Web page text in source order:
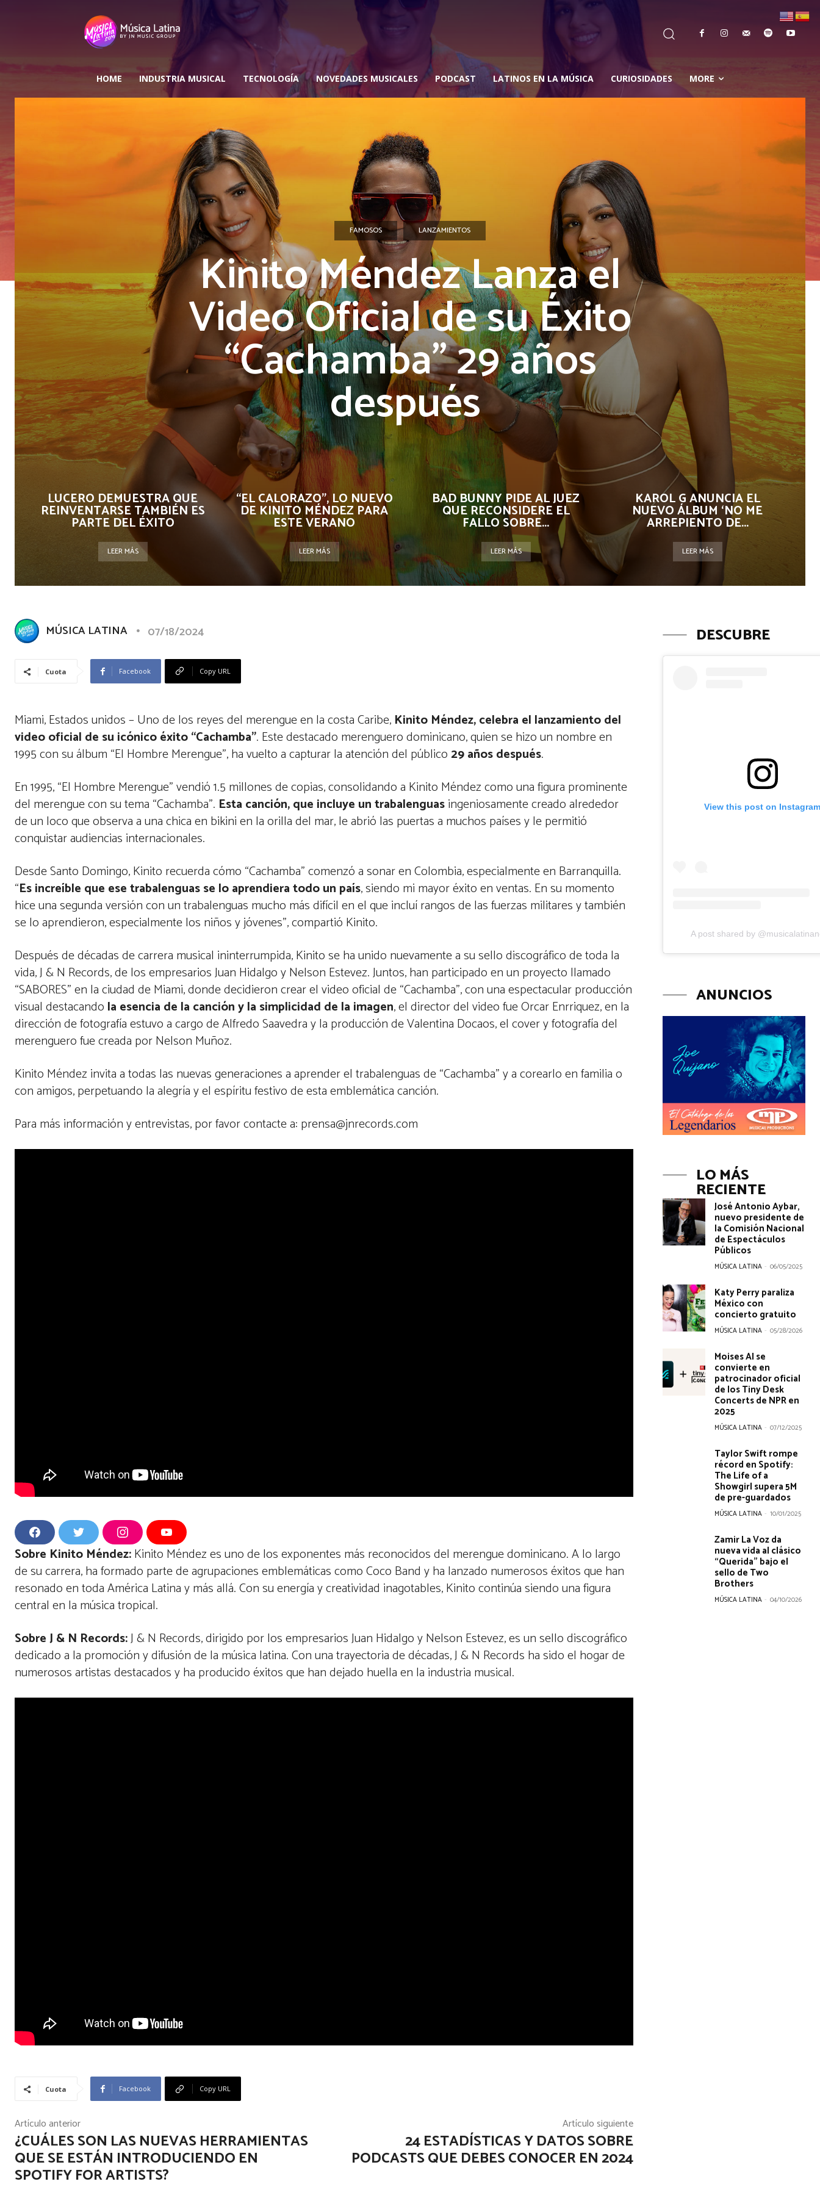
HOME INDUSTRIA MUSICAL TECNOLOGÍA NOVEDADES MUSICALES PODCAST LATINOS EN LA MÚSICA CURIOSIDADES MORE
FAMOSOS LANZAMIENTOS
Kinito Méndez Lanza el
Video Oficial de su Éxito
“Cachamba” 29 años
después
LUCERO DEMUESTRA QUE
REINVENTARSE TAMBIÉN ES
PARTE DEL ÉXITO
LEER MÁS
“EL CALORAZO”, LO NUEVO
DE KINITO MÉNDEZ PARA
ESTE VERANO
LEER MÁS
BAD BUNNY PIDE AL JUEZ
QUE RECONSIDERE EL
FALLO SOBRE...
LEER MÁS
KAROL G ANUNCIA EL
NUEVO ÁLBUM ‘NO ME
ARREPIENTO DE...
LEER MÁS
MÚSICA LATINA 07/18/2024
Cuota Facebook Copy URL
Miami, Estados unidos – Uno de los reyes del merengue en la costa Caribe, Kinito Méndez, celebra el lanzamiento del
video oficial de su icónico éxito “Cachamba”. Este destacado merenguero dominicano, quien se hizo un nombre en
1995 con su álbum “El Hombre Merengue”, ha vuelto a capturar la atención del público 29 años después.
En 1995, “El Hombre Merengue” vendió 1.5 millones de copias, consolidando a Kinito Méndez como una figura prominente
del merengue con su tema “Cachamba”. Esta canción, que incluye un trabalenguasingeniosamente creado alrededor
de un loco que observa a una chica en bikini en la orilla del mar, le abrió las puertas a muchos países y le permitió
conquistar audiencias internacionales.
Desde Santo Domingo, Kinito recuerda cómo “Cachamba” comenzó a sonar en Colombia, especialmente en Barranquilla.
“Es increíble que ese trabalenguas se lo aprendiera todo un país, siendo mi mayor éxito en ventas. En su momento
hice una segunda versión con un trabalenguas mucho más difícil en el que incluí rangos de las fuerzas militares y también
se lo aprendieron, especialmente los niños y jóvenes”, compartió Kinito.
Después de décadas de carrera musical ininterrumpida, Kinito se ha unido nuevamente a su sello discográfico de toda la
vida, J & N Records, de los empresarios Juan Hidalgo y Nelson Estevez. Juntos, han participado en un proyecto llamado
“SABORES” en la ciudad de Miami, donde decidieron crear el video oficial de “Cachamba”, con una espectacular producción
visual destacando la esencia de la canción y la simplicidad de la imagen, el director del video fue Orcar Enrriquez, en la
dirección de fotografía estuvo a cargo de Alfredo Saavedra y la producción de Valentina Docaos, el cover y fotografía del
merenguero fue creada por Nelson Muñoz.
Kinito Méndez invita a todas las nuevas generaciones a aprender el trabalenguas de “Cachamba” y a corearlo en familia o
con amigos, perpetuando la alegría y el espíritu festivo de esta emblemática canción.
Para más información y entrevistas, por favor contacte a: prensa@jnrecords.com
F
a
c
b
o
o
k
w
e
r
I
n
s
a
g
r
a
m
Y
o
u
u
b
e
Sobre Kinito Méndez:Kinito Méndez es uno de los exponentes más reconocidos del merengue dominicano. A lo largo
de su carrera, ha formado parte de agrupaciones emblemáticas como Coco Band y ha lanzado numerosos éxitos que han
resonado en toda América Latina y más allá. Con su energía y creatividad inagotables, Kinito continúa siendo una figura
central en la música tropical.
Sobre J & N Records:J & N Records, dirigido por los empresarios Juan Hidalgo y Nelson Estevez, es un sello discográfico
dedicado a la promoción y difusión de la música latina. Con una trayectoria de décadas, J & N Records ha sido el hogar de
numerosos artistas destacados y ha producido éxitos que han dejado huella en la industria musical.
Cuota Facebook Copy URL
Artículo anterior
¿CUÁLES SON LAS NUEVAS HERRAMIENTAS
QUE SE ESTÁN INTRODUCIENDO EN
SPOTIFY FOR ARTISTS?
Artículo siguiente
24 ESTADÍSTICAS Y DATOS SOBRE
PODCASTS QUE DEBES CONOCER EN 2024
DESCUBRE
View this post on
A post shared by
ANUNCIOS
LO MÁS
RECIENTE
José Antonio Aybar,
nuevo presidente de
la Comisión Nacional
de Espectáculos
Públicos
MÚSICA LATINA - 06/05/2025
Katy Perry paraliza
México con
concierto gratuito
MÚSICA LATINA - 05/28/2026
Moises AI se
convierte en
patrocinador oficial
de los Tiny Desk
Concerts de NPR en
2025
MÚSICA LATINA - 07/12/2025
Taylor Swift rompe
récord en Spotify:
The Life of a
Showgirl supera 5M
de pre-guardados
MÚSICA LATINA - 10/01/2025
Zamir La Voz da
nueva vida al clásico
“Querida” bajo el
sello de Two
Brothers
MÚSICA LATINA - 04/10/2026